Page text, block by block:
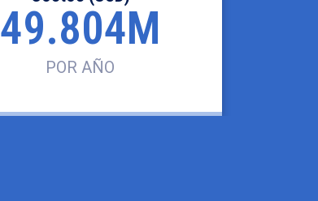
49.804M
POR AÑO